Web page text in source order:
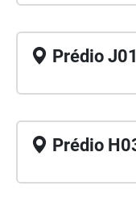
Prédio
Prédio